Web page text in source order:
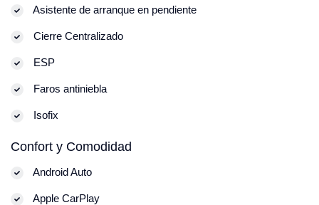
Asistente de arranque en pendiente
Cierre Centralizado
ESP
Faros antiniebla
Isofix
Confort y Comodidad
Android Auto
Apple CarPlay